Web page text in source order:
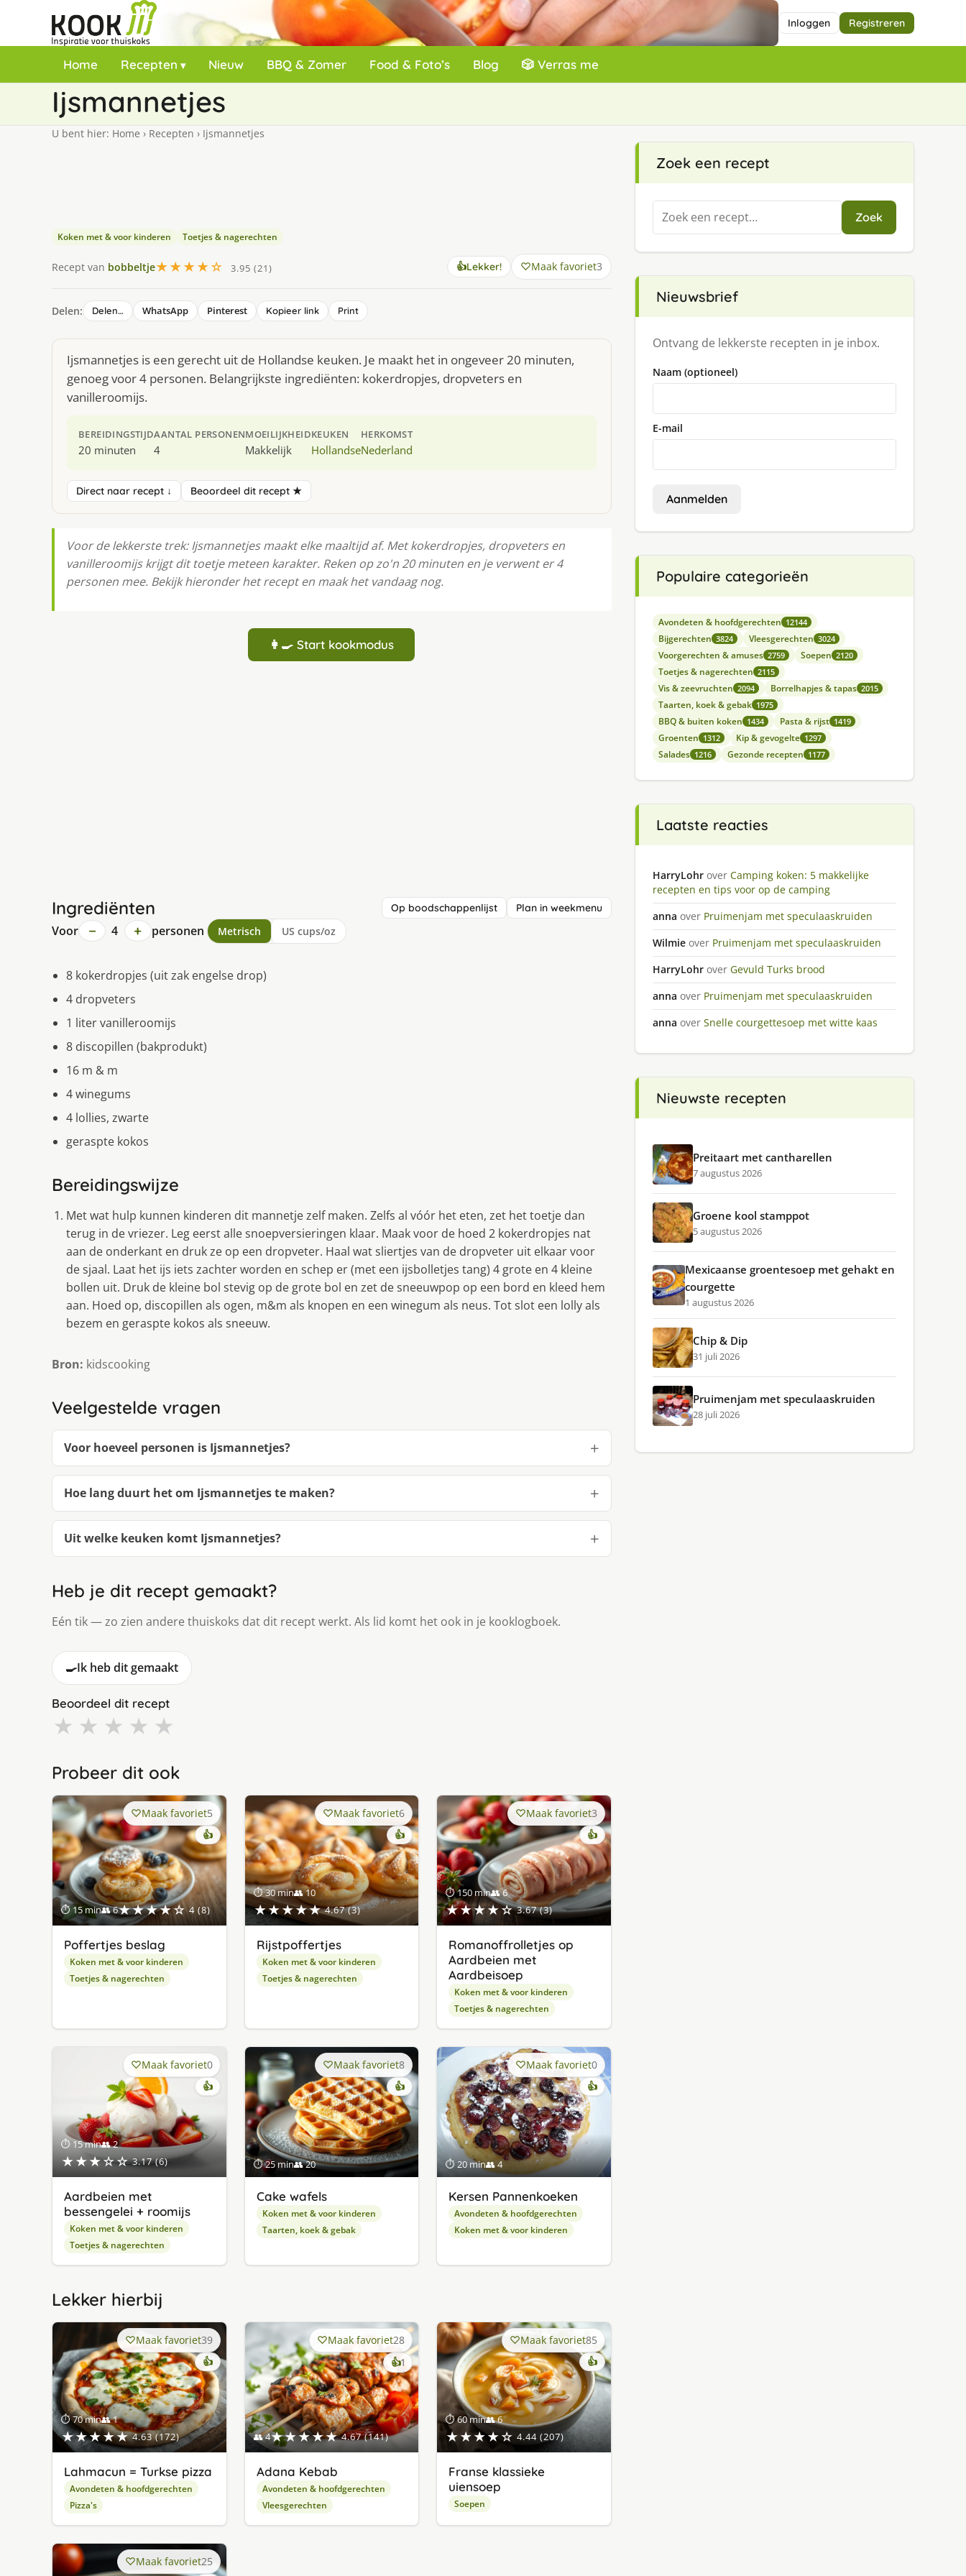
Inloggen Registreren
Home Recepten Nieuw BBQ & Zomer Food & Foto’s Blog 🎲 Verras me
Ijsmannetjes
U bent hier: Home › Recepten › Ijsmannetjes
Koken met & voor kinderen Toetjes & nagerechten
Recept van bobbeltje★★★★☆ 3.95 (21) 👍Lekker! Maak favoriet3
Delen: Delen… WhatsApp Pinterest Kopieer link Print
Ijsmannetjes is een gerecht uit de Hollandse keuken. Je maakt het in ongeveer 20 minuten,
genoeg voor 4 personen. Belangrijkste ingrediënten: kokerdropjes, dropveters en
vanilleroomijs.
BEREIDINGSTIJD
20 minuten
AANTAL PERSONEN
4
MOEILIJKHEID
Makkelijk
KEUKEN
Hollandse
HERKOMST
Nederland
Direct naar recept ↓ Beoordeel dit recept ★
Voor de lekkerste trek: Ijsmannetjes maakt elke maaltijd af. Met kokerdropjes, dropveters en
vanilleroomijs krijgt dit toetje meteen karakter. Reken op zo'n 20 minuten en je verwent er 4
personen mee. Bekijk hieronder het recept en maak het vandaag nog.
👩‍🍳 Start kookmodus
Ingrediënten Op boodschappenlijst Plan in weekmenu
Voor − 4 + personen Metrisch US cups/oz
8 kokerdropjes (uit zak engelse drop)
4 dropveters
1 liter vanilleroomijs
8 discopillen (bakprodukt)
16 m & m
4 winegums
4 lollies, zwarte
geraspte kokos
Bereidingswijze
Met wat hulp kunnen kinderen dit mannetje zelf maken. Zelfs al vóór het eten, zet het toetje dan
terug in de vriezer. Leg eerst alle snoepversieringen klaar. Maak voor de hoed 2 kokerdropjes nat
aan de onderkant en druk ze op een dropveter. Haal wat sliertjes van de dropveter uit elkaar voor
de sjaal. Laat het ijs iets zachter worden en schep er (met een ijsbolletjes tang) 4 grote en 4 kleine
bollen uit. Druk de kleine bol stevig op de grote bol en zet de sneeuwpop op een bord en kleed hem
aan. Hoed op, discopillen als ogen, m&m als knopen en een winegum als neus. Tot slot een lolly als
bezem en geraspte kokos als sneeuw.
Bron: kidscooking
Veelgestelde vragen
Voor hoeveel personen is Ijsmannetjes?
Hoe lang duurt het om Ijsmannetjes te maken?
Uit welke keuken komt Ijsmannetjes?
Heb je dit recept gemaakt?
Eén tik — zo zien andere thuiskoks dat dit recept werkt. Als lid komt het ook in je kooklogboek.
🍳Ik heb dit gemaakt
Beoordeel dit recept
★ ★ ★ ★ ★
Probeer dit ook
⏱ 15 min👥 6★★★★☆ 4 (8)
Maak favoriet5
👍
Poffertjes beslag
Koken met & voor kinderen
Toetjes & nagerechten
⏱ 30 min👥 10
★★★★★ 4.67 (3)
Maak favoriet6
👍
Rijstpoffertjes
Koken met & voor kinderen
Toetjes & nagerechten
⏱ 150 min👥 6
★★★★☆ 3.67 (3)
Maak favoriet3
👍
Romanoffrolletjes op
Aardbeien met
Aardbeisoep
Koken met & voor kinderen
Toetjes & nagerechten
⏱ 15 min👥 2
★★★☆☆ 3.17 (6)
Maak favoriet0
👍
Aardbeien met
bessengelei + roomijs
Koken met & voor kinderen
Toetjes & nagerechten
⏱ 25 min👥 20
Maak favoriet8
👍
Cake wafels
Koken met & voor kinderen
Taarten, koek & gebak
⏱ 20 min👥 4
Maak favoriet0
👍
Kersen Pannenkoeken
Avondeten & hoofdgerechten
Koken met & voor kinderen
Lekker hierbij
⏱ 70 min👥 1
★★★★★ 4.63 (172)
Maak favoriet39
👍
Lahmacun = Turkse pizza
Avondeten & hoofdgerechten
Pizza's
👥 4★★★★★ 4.67 (141)
Maak favoriet28
👍1 keer
lekker
gevonden
Adana Kebab
Avondeten & hoofdgerechten
Vleesgerechten
⏱ 60 min👥 6
★★★★☆ 4.44 (207)
Maak favoriet85
👍
Franse klassieke
uiensoep
Soepen
Maak favoriet25
Zoek een recept
Zoeken
naar:
Zoek
Nieuwsbrief
Ontvang de lekkerste recepten in je inbox.
Naam (optioneel)
E-mail
Aanmelden
Populaire categorieën
Avondeten & hoofdgerechten 12144
Bijgerechten 3824 Vleesgerechten 3024
Voorgerechten & amuses 2759 Soepen 2120
Toetjes & nagerechten 2115
Vis & zeevruchten 2094 Borrelhapjes & tapas 2015
Taarten, koek & gebak 1975
BBQ & buiten koken 1434 Pasta & rijst 1419
Groenten 1312 Kip & gevogelte 1297
Salades 1216 Gezonde recepten 1177
Laatste reacties
HarryLohr over Camping koken: 5 makkelijke
recepten en tips voor op de camping
anna over Pruimenjam met speculaaskruiden
Wilmie over Pruimenjam met speculaaskruiden
HarryLohr over Gevuld Turks brood
anna over Pruimenjam met speculaaskruiden
anna over Snelle courgettesoep met witte kaas
Nieuwste recepten
Preitaart met cantharellen
7 augustus 2026
Groene kool stamppot
5 augustus 2026
Mexicaanse groentesoep met gehakt en
courgette
1 augustus 2026
Chip & Dip
31 juli 2026
Pruimenjam met speculaaskruiden
28 juli 2026